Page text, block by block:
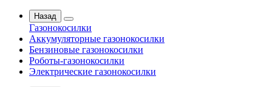
Назад
Газонокосилки
Аккумуляторные газонокосилки
Бензиновые газонокосилки
Роботы-газонокосилки
Электрические газонокосилки